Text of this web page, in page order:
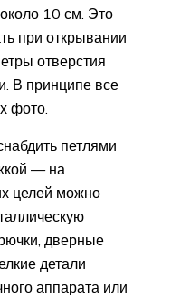
10 см. Это
при открывании
отверстия
В принципе все
фото.
петлями
— на
целей можно
дверные
детали
аппарата или